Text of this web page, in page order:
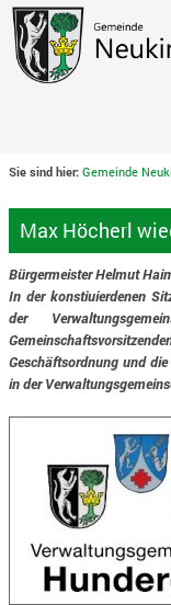
Zum Inhalt,zur Navigation
Sie sind hier: Gemeinde
Max Höcherl
Bürgermeister Helmut
In der konstiuierdenen
der
Geschäftsordnung und
in der